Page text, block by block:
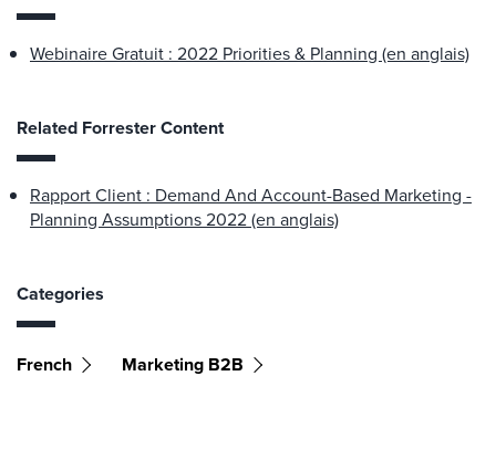
Webinaire Gratuit : 2022 Priorities & Planning (en anglais)
Related Forrester Content
Rapport Client : Demand And Account-Based Marketing -
Planning Assumptions 2022 (en anglais)
Categories
French Marketing B2B